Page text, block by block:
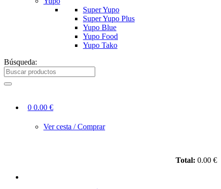
Super Yupo
Super Yupo Plus
Yupo Blue
Yupo Food
Yupo Tako
Búsqueda:
0 0.00 €
Ver cesta / Comprar
Total: 0.00 €